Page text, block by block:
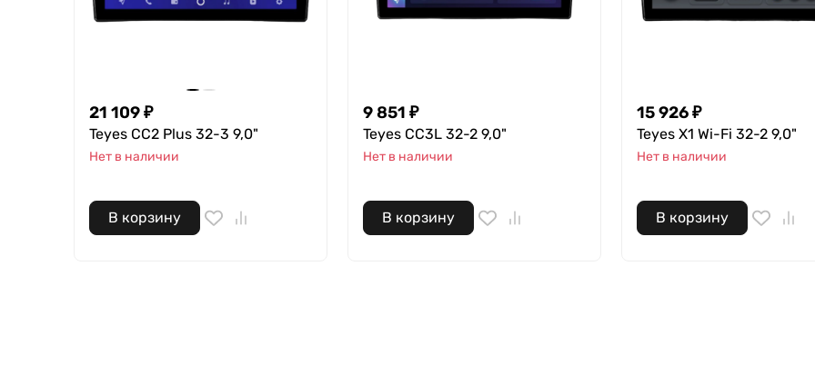
21 109 ₽
Teyes CC2 Plus 32-3 9,0"
Нет в наличии
В корзину
9 851 ₽
Teyes CC3L 32-2 9,0"
Нет в наличии
В корзину
15 926 ₽
Teyes X1 Wi-Fi 32-2 9,0"
Нет в наличии
В корзину